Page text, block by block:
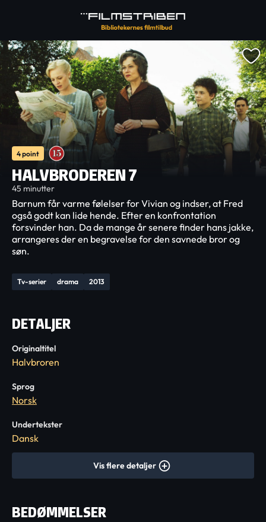
4 point
HALVBRODEREN 7
45 minutter
Tv-serier drama 2013
Barnum får varme følelser for Vivian og indser, at Fred
også godt kan lide hende. Efter en konfrontation
forsvinder han. Da de mange år senere finder hans jakke,
arrangeres der en begravelse for den savnede bror og
søn.
DETALJER
Originaltitel
Halvbroren
Sprog
Norsk
Undertekster
Dansk
Vis flere detaljer
BEDØMMELSER